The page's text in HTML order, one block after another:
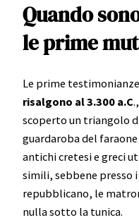
Quando
le prime
Le prime
risalgono al 3.300 a.C
scoperto un triangolo
guardaroba del faraone
antichi cretesi e greci
simili, sebbene presso
repubblicano, le
nulla sotto la tunica.